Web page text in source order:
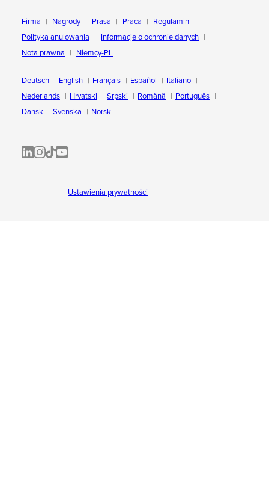
Firma Nagrody Prasa Praca
Regulamin
Polityka anulowania
Informacje o ochronie danych
Nota prawna
Niemcy-PL
Deutsch English Français Español
Italiano
Nederlands
Hrvatski Srpski Română
Português
Dansk
Svenska Norsk
ALL-INKL.COM | LinkedIn
ALL-INKL.COM • Instagram photos and videos
ALL-INKL.COM | TikTok
ALLINKL.COM - YouTube
Ustawienia prywatności